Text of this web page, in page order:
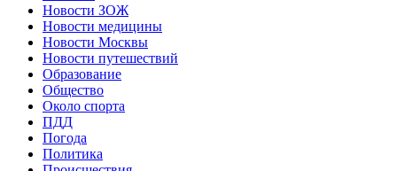
Новости ЗОЖ
Новости медицины
Новости Москвы
Новости путешествий
Образование
Общество
Около спорта
ПДД
Погода
Политика